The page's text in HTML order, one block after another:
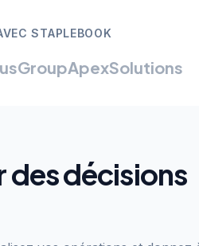
STAPLEBOOK
ApexSolutions
des décisions